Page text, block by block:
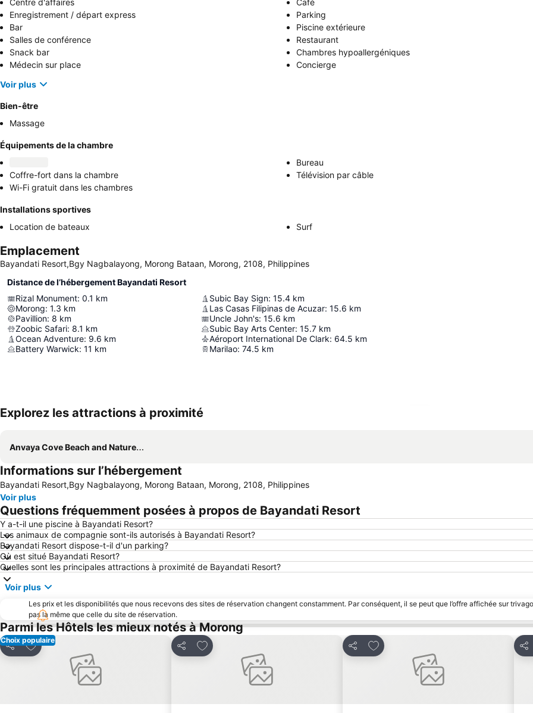
Centre d'affaires
Café
Enregistrement / départ express
Parking
Bar
Piscine extérieure
Salles de conférence
Restaurant
Snack bar
Chambres hypoallergéniques
Médecin sur place
Concierge
Voir plus
Bien-être
Massage
Équipements de la chambre
Bureau
Coffre-fort dans la chambre
Télévision par câble
Wi-Fi gratuit dans les chambres
Installations sportives
Location de bateaux
Surf
Emplacement
Bayandati Resort,Bgy Nagbalayong, Morong Bataan, Morong, 2108, Philippines
Distance de l’hébergement Bayandati Resort
Rizal Monument: 0.1 km
Morong: 1.3 km
Pavillion: 8 km
Zoobic Safari: 8.1 km
Ocean Adventure: 9.6 km
Battery Warwick: 11 km
Subic Bay Sign: 15.4 km
Las Casas Filipinas de Acuzar: 15.6 km
Uncle John's: 15.6 km
Subic Bay Arts Center: 15.7 km
Aéroport International De Clark: 64.5 km
Marilao: 74.5 km
Explorez les attractions à proximité
Anvaya Cove Beach and Nature Club
Informations sur l’hébergement
Bayandati Resort,Bgy Nagbalayong, Morong Bataan, Morong, 2108, Philippines
Voir plus
Questions fréquemment posées à propos de Bayandati Resort
Y a-t-il une piscine à Bayandati Resort?
Les animaux de compagnie sont-ils autorisés à Bayandati Resort?
Bayandati Resort dispose-t-il d'un parking?
Où est situé Bayandati Resort?
Quelles sont les principales attractions à proximité de Bayandati Resort?
Voir plus
Les prix et les disponibilités que nous recevons des sites de réservation changent constamment. Par conséquent, il se peut que l’offre affichée sur
pas la même que celle du site de réservation.
Parmi les Hôtels les mieux notés à Morong
Choix populaire
Partager
Ajouter à mes favoris
Partager
Ajouter à mes favoris
Partager
Ajouter à mes favoris